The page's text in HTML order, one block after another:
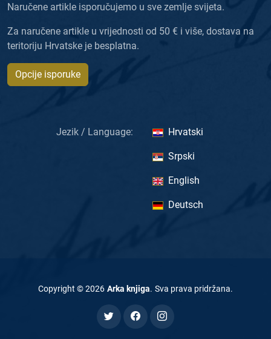
Naručene artikle isporučujemo u sve zemlje svijeta.
Za naručene artikle u vrijednosti od 50 € i više, dostava na
teritoriju Hrvatske je besplatna.
Opcije isporuke
Jezik / Language: Hrvatski
Srpski
English
Deutsch
Copyright ©2026 Arka knjiga. Sva prava pridržana.